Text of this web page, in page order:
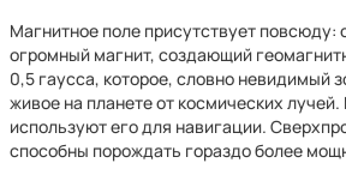
Магнитное поле присутствует
огромный магнит, создающий
0,5 гаусса, которое, словно невидимый
живое на планете от космических
используют его для навигации.
способны порождать гораздо более